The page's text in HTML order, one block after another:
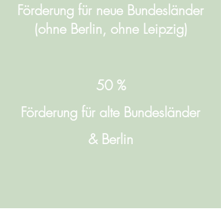
Förderung für neue Bundesländer
(ohne Berlin, ohne Leipzig)
50 %
Förderung für alte Bundesländer
& Berlin